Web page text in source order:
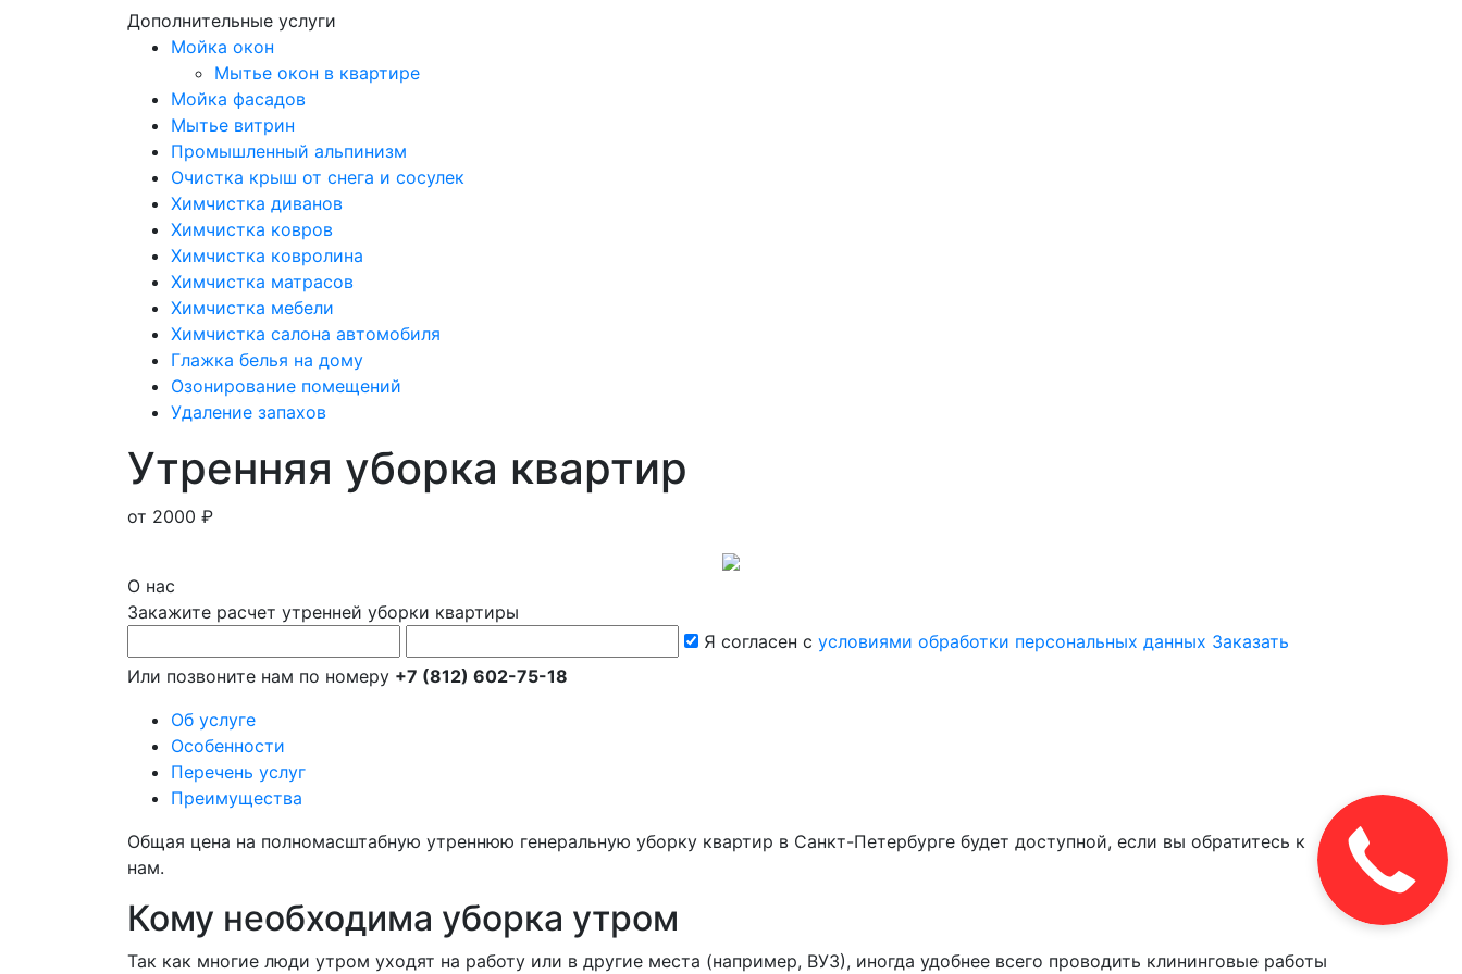
Дополнительные услуги
Мойка окон
Мытье окон в квартире
Мойка фасадов
Мытье витрин
Промышленный альпинизм
Очистка крыш от снега и сосулек
Химчистка диванов
Химчистка ковров
Химчистка ковролина
Химчистка матрасов
Химчистка мебели
Химчистка салона автомобиля
Глажка белья на дому
Озонирование помещений
Удаление запахов
Утренняя уборка квартир
от 2000 ₽
О нас
Закажите расчет утренней уборки квартиры
Я согласен с условиями обработки персональных данных Заказать
Или позвоните нам по номеру +7 (812) 602-75-18
Об услуге
Особенности
Перечень услуг
Преимущества
Общая цена на полномасштабную утреннюю генеральную уборку квартир в Санкт-Петербурге будет доступной, если вы обратитесь к
нам.
Кому необходима уборка утром
Так как многие люди утром уходят на работу или в другие места (например, ВУЗ), иногда удобнее всего проводить клининговые работы